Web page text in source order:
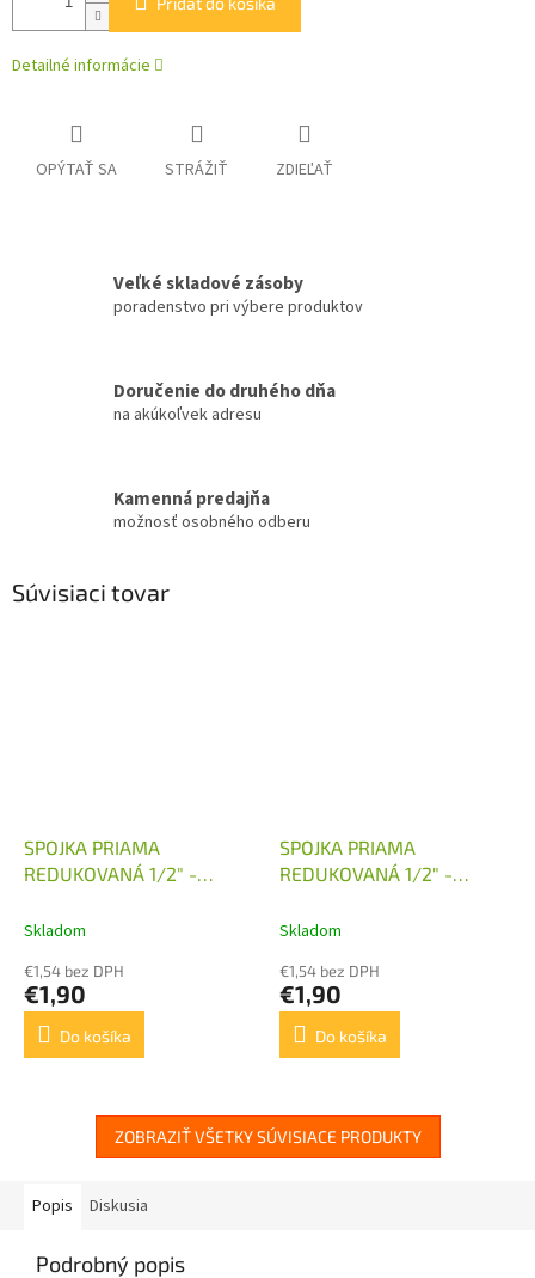
Detailné informácie
OPÝTAŤ SA STRÁŽIŤ ZDIEĽAŤ
Veľké skladové zásoby
poradenstvo pri výbere produktov
Doručenie do druhého dňa
na akúkoľvek adresu
Kamenná predajňa
možnosť osobného odberu
Súvisiaci tovar
SPOJKA PRIAMA
REDUKOVANÁ 1/2" -
Skladom
€1,54 bez DPH
€1,90
Do košíka
SPOJKA PRIAMA
REDUKOVANÁ 1/2" -
Skladom
€1,54 bez DPH
€1,90
Do košíka
ZOBRAZIŤ VŠETKY SÚVISIACE PRODUKTY
Popis Diskusia
Podrobný popis